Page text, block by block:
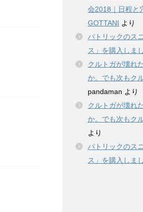
会2018｜日程と
GOTTANI より
パトリックのス
ス」を購入しま
クルトガが壊れ
か。でも次もク
pandaman より
クルトガが壊れ
か。でも次もク
より
パトリックのス
ス」を購入しま